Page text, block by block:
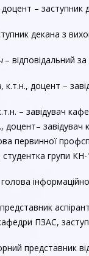
– заступник
декана з
– відповідальний
, к.т.н., доцент –
– завідувач
доцент–
первинної
студентка групи
ПЗАС,
представник